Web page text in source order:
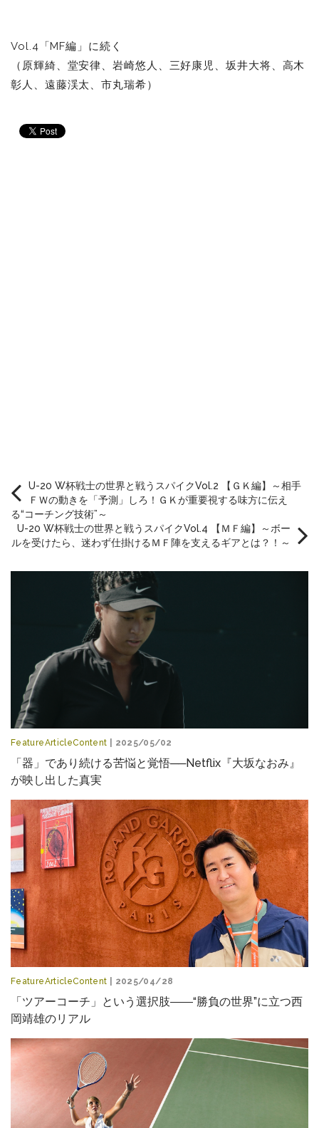
Vol.4「MF編」に続く
（原輝綺、堂安律、岩崎悠人、三好康児、坂井大将、高木
彰人、遠藤渓太、市丸瑞希）
U-20 W杯戦士の世界と戦うスパイクVol.2 【ＧＫ編】～相手
ＦＷの動きを「予測」しろ！ＧＫが重要視する味方に伝え
る“コーチング技術”～
U-20 W杯戦士の世界と戦うスパイクVol.4 【ＭＦ編】～ボー
ルを受けたら、迷わず仕掛けるＭＦ陣を支えるギアとは？！～
FeatureArticleContent | 2025/05/02
「器」であり続ける苦悩と覚悟──Netflix『大坂なおみ』
が映し出した真実
FeatureArticleContent | 2025/04/28
「ツアーコーチ」という選択肢――“勝負の世界”に立つ西
岡靖雄のリアル